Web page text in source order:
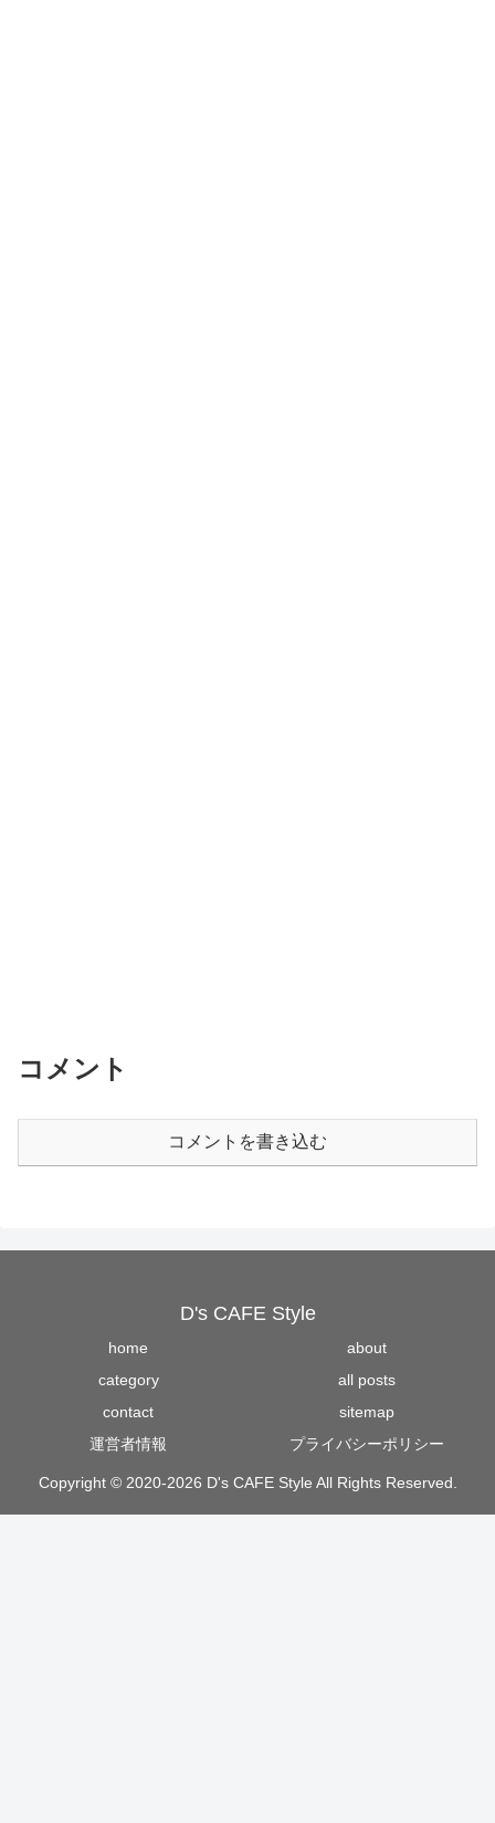
コメント
コメントを書き込む
D's CAFE Style
home
about
category
all posts
contact
sitemap
運営者情報
プライバシーポリシー
Copyright © 2020-2026 D's CAFE Style All Rights Reserved.